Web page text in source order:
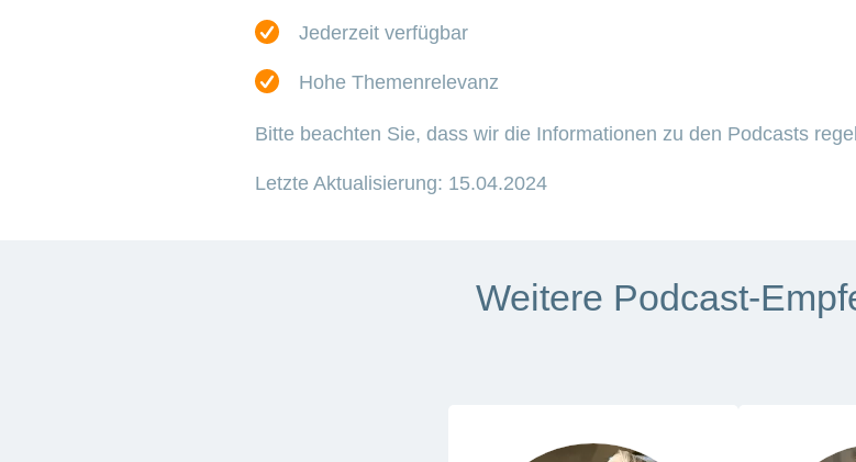
Jederzeit verfügbar
Hohe Themenrelevanz
Bitte beachten Sie, dass wir die Informationen zu den Podcasts
Letzte Aktualisierung: 15.04.2024
Weitere Podcast-